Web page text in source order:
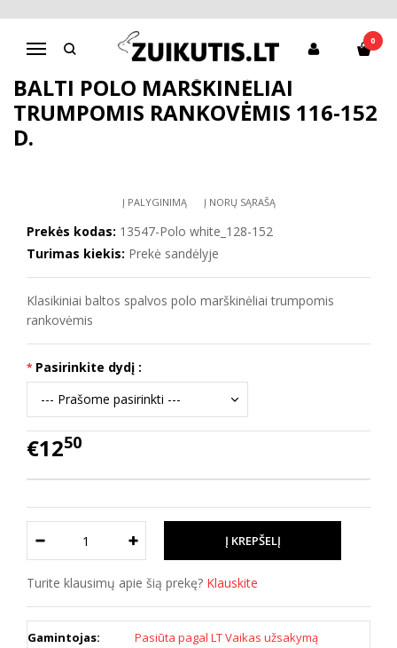
Navigacija
0
Pagrindinis
Mokyklinė apranga
Balti POLO marškinėliai trumpomis rankovėmis 116-152 d.
BALTI POLO MARŠKINĖLIAI
TRUMPOMIS RANKOVĖMIS 116-152
D.
Į PALYGINIMĄ Į NORŲ SĄRAŠĄ
Prekės kodas: 13547-Polo white_128-152
Turimas kiekis: Prekė sandėlyje
Klasikiniai baltos spalvos polo marškinėliai trumpomis
rankovėmis
Pasirinkite dydį :
€1250
Turite klausimų apie šią prekę? Klauskite
Gamintojas: Pasiūta pagal LT Vaikas užsakymą